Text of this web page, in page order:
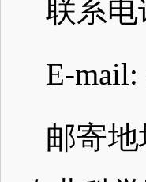
联系电
E-mail:
邮寄